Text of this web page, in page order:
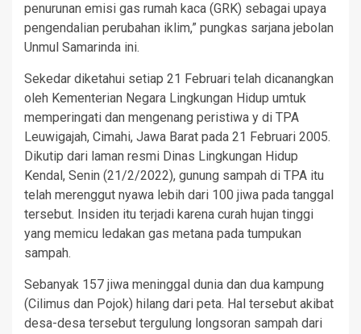
penurunan emisi gas rumah kaca (GRK) sebagai upaya
pengendalian perubahan iklim,” pungkas sarjana jebolan
Unmul Samarinda ini.
Sekedar diketahui setiap 21 Februari telah dicanangkan
oleh Kementerian Negara Lingkungan Hidup umtuk
memperingati dan mengenang peristiwa y di TPA
Leuwigajah, Cimahi, Jawa Barat pada 21 Februari 2005.
Dikutip dari laman resmi Dinas Lingkungan Hidup
Kendal, Senin (21/2/2022), gunung sampah di TPA itu
telah merenggut nyawa lebih dari 100 jiwa pada tanggal
tersebut. Insiden itu terjadi karena curah hujan tinggi
yang memicu ledakan gas metana pada tumpukan
sampah.
Sebanyak 157 jiwa meninggal dunia dan dua kampung
(Cilimus dan Pojok) hilang dari peta. Hal tersebut akibat
desa-desa tersebut tergulung longsoran sampah dari